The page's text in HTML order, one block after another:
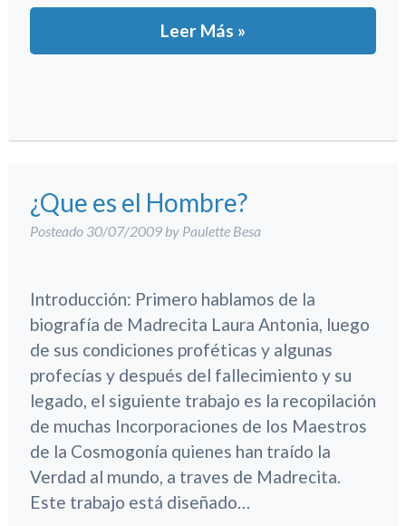
Leer Más »
¿Que es el Hombre?
Posteado 30/07/2009 by Paulette Besa
Introducción: Primero hablamos de la
biografía de Madrecita Laura Antonia, luego
de sus condiciones proféticas y algunas
profecías y después del fallecimiento y su
legado, el siguiente trabajo es la recopilación
de muchas Incorporaciones de los Maestros
de la Cosmogonía quienes han traído la
Verdad al mundo, a traves de Madrecita.
Este trabajo está diseñado…